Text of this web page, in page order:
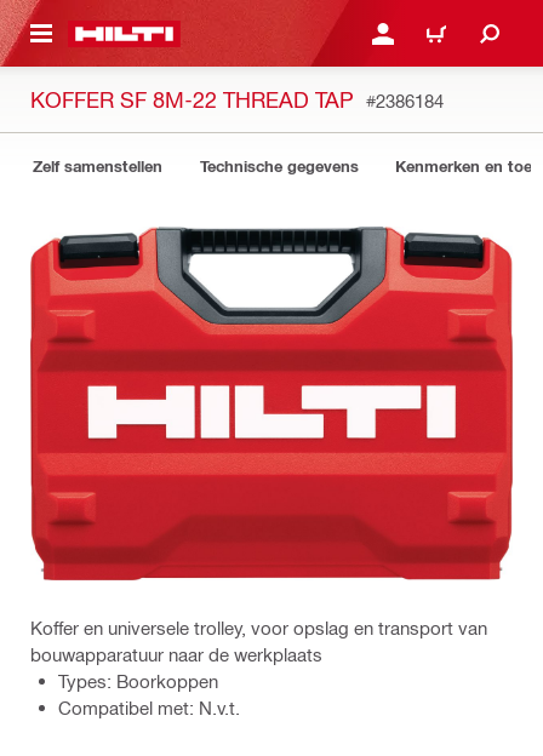
HOOFDINHOUD LOG IN OF REGISTREER
WINKELWAGEN
KOFFER SF 8M-22 THREAD TAP #2386184
Zelf samenstellen Technische gegevens Kenmerken en
Koffer en universele trolley, voor opslag en transport van
bouwapparatuur naar de werkplaats
Types: Boorkoppen
Compatibel met: N.v.t.